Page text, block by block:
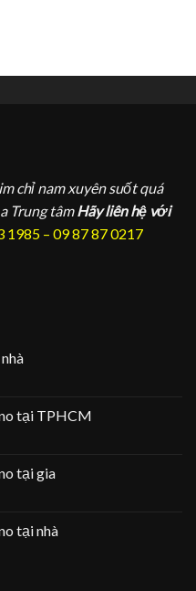
chỉ nam xuyên suốt quá
Trung tâm Hãy liên hệ với
1985 – 09 87 87 0217
tại TPHCM
tại gia
tại nhà